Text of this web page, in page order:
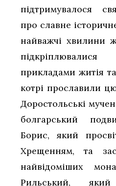
підтримувалося
про славне
найважчі хвилини
прикладами житія
котрі прославили
Доростольські
болгарський
Борис, який
Хрещенням, та
найвідоміших
Рильський,